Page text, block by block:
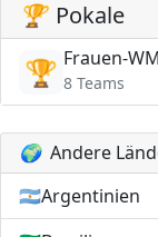
🏆 Pokale
🏆 Frauen-
8 Teams
🌍 Andere
🇦🇷Argentinien